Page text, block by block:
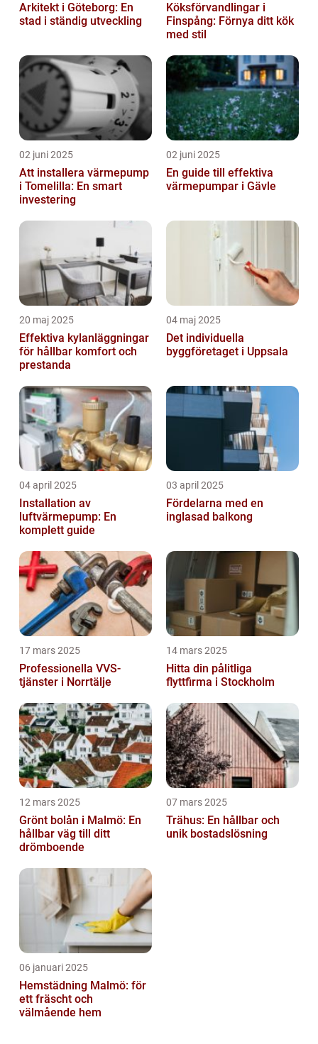
Arkitekt i Göteborg: En
stad i ständig utveckling
Köksförvandlingar i
Finspång: Förnya ditt kök
med stil
02 juni 2025
Att installera värmepump
i Tomelilla: En smart
investering
02 juni 2025
En guide till effektiva
värmepumpar i Gävle
20 maj 2025
Effektiva kylanläggningar
för hållbar komfort och
prestanda
04 maj 2025
Det individuella
byggföretaget i Uppsala
04 april 2025
Installation av
luftvärmepump: En
komplett guide
03 april 2025
Fördelarna med en
inglasad balkong
17 mars 2025
Professionella VVS-
tjänster i Norrtälje
14 mars 2025
Hitta din pålitliga
flyttfirma i Stockholm
12 mars 2025
Grönt bolån i Malmö: En
hållbar väg till ditt
drömboende
07 mars 2025
Trähus: En hållbar och
unik bostadslösning
06 januari 2025
Hemstädning Malmö: för
ett fräscht och
välmående hem